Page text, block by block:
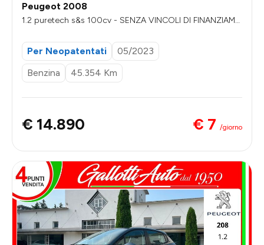
Peugeot 2008
1.2 puretech s&s 100cv - SENZA VINCOLI DI FINANZIAME
Per Neopatentati
05/2023
Benzina
45.354 Km
€ 14.890 € 7 /giorno